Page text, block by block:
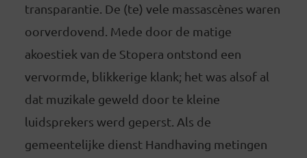
transparantie. De (te) vele massascènes waren
oorverdovend. Mede door de matige
akoestiek van de Stopera ontstond een
vervormde, blikkerige klank; het was alsof al
dat muzikale geweld door te kleine
luidsprekers werd geperst. Als de
gemeentelijke dienst Handhaving metingen